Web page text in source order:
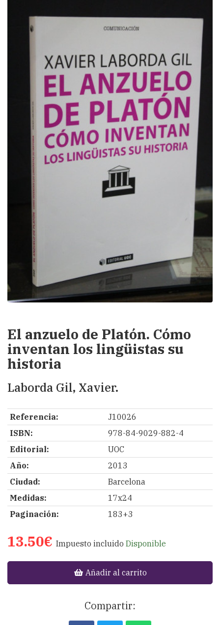
El anzuelo de Platón. Cómo
inventan los lingüistas su
historia
Laborda Gil, Xavier.
Referencia:
J10026
ISBN:
978-84-9029-882-4
Editorial:
UOC
Año:
2013
Ciudad:
Barcelona
Medidas:
17x24
Paginación:
183+3
13.50€ Impuesto incluido Disponible
Añadir al carrito
Compartir: